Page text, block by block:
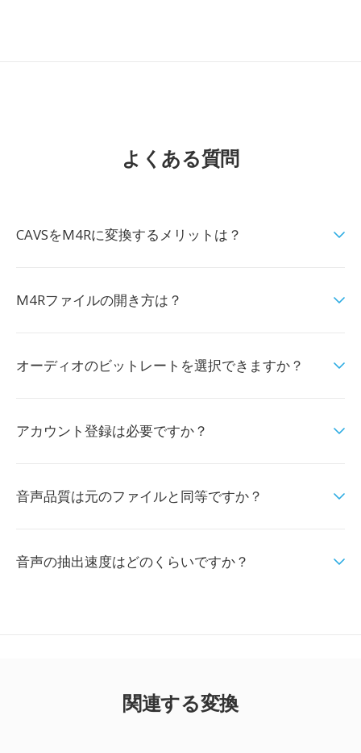
よくある質問
CAVSをM4Rに変換するメリットは？
M4Rファイルの開き方は？
オーディオのビットレートを選択できますか？
アカウント登録は必要ですか？
音声品質は元のファイルと同等ですか？
音声の抽出速度はどのくらいですか？
関連する変換